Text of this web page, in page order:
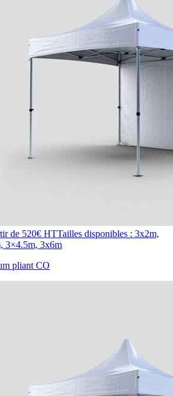
de 520€ HTTailles disponibles : 3x2m,
3×4.5m, 3x6m
pliant CO